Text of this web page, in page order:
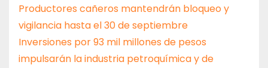
Productores cañeros mantendrán bloqueo y
vigilancia hasta el 30 de septiembre
Inversiones por 93 mil millones de pesos
impulsarán la industria petroquímica y de